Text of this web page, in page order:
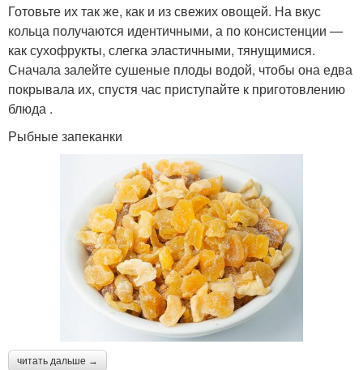
Готовьте их так же, как и из свежих овощей. На вкус
кольца получаются идентичными, а по консистенции —
как сухофрукты, слегка эластичными, тянущимися.
Сначала залейте сушеные плоды водой, чтобы она едва
покрывала их, спустя час приступайте к приготовлению
блюда .
Рыбные запеканки
читать дальше →